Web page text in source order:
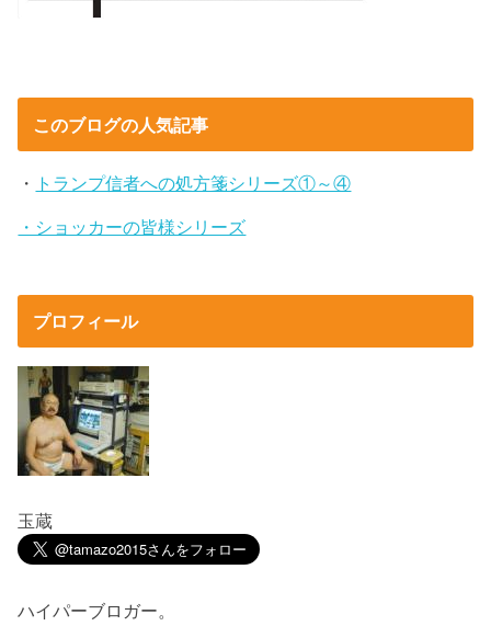
このブログの人気記事
・ トランプ信者への処方箋シリーズ①～④
・ショッカーの皆様シリーズ
プロフィール
玉蔵
ハイパーブロガー。